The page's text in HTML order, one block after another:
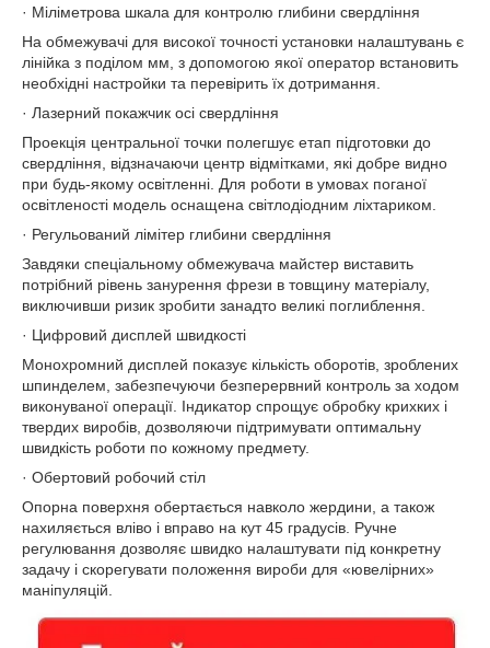
· Міліметрова шкала для контролю глибини свердління
На обмежувачі для високої точності установки налаштувань є
лінійка з поділом мм, з допомогою якої оператор встановить
необхідні настройки та перевірить їх дотримання.
· Лазерний покажчик осі свердління
Проекція центральної точки полегшує етап підготовки до
свердління, відзначаючи центр відмітками, які добре видно
при будь-якому освітленні. Для роботи в умовах поганої
освітленості модель оснащена світлодіодним ліхтариком.
· Регульований лімітер глибини свердління
Завдяки спеціальному обмежувача майстер виставить
потрібний рівень занурення фрези в товщину матеріалу,
виключивши ризик зробити занадто великі поглиблення.
· Цифровий дисплей швидкості
Монохромний дисплей показує кількість оборотів, зроблених
шпинделем, забезпечуючи безперервний контроль за ходом
виконуваної операції. Індикатор спрощує обробку крихких і
твердих виробів, дозволяючи підтримувати оптимальну
швидкість роботи по кожному предмету.
· Обертовий робочий стіл
Опорна поверхня обертається навколо жердини, а також
нахиляється вліво і вправо на кут 45 градусів. Ручне
регулювання дозволяє швидко налаштувати під конкретну
задачу і скорегувати положення вироби для «ювелірних»
маніпуляцій.